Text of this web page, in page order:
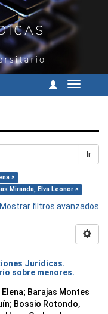
Cambiar
Ir
×
Miranda, Elva Leonor ×
Mostrar filtros avanzados
Jurídicas.
sobre menores.
Barajas Montes
Bossio Rotondo,